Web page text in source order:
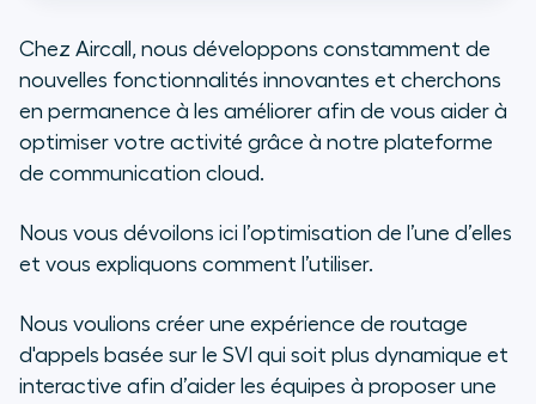
Comment Smartflows fonctionne
?
Les résultats
Chez Aircall, nous développons constamment de
nouvelles fonctionnalités innovantes et cherchons
en permanence à les améliorer afin de vous aider à
optimiser votre activité grâce à notre plateforme
de communication cloud.
Nous vous dévoilons ici l’optimisation de l’une d’elles
et vous expliquons comment l’utiliser.
Nous voulions créer une expérience de routage
d'appels basée sur le SVI qui soit plus dynamique et
interactive afin d’aider les équipes à proposer une